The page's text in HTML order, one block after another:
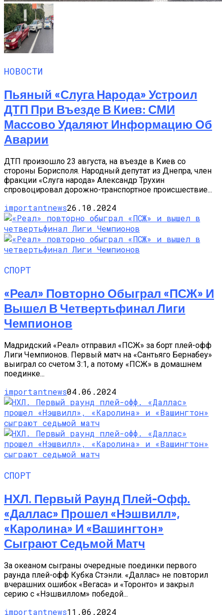
НОВОСТИ
Пьяный «слуга Народа» Устроил
ДТП При Въезде В Киев: СМИ
Массово Удаляют Информацию Об
Аварии
ДТП произошло 23 августа, на въезде в Киев со
стороны Борисполя. Народный депутат из Днепра, член
фракции «Слуга народа» Александр Трухин
спровоцировал дорожно-транспортное происшествие...
importantnews26.10.2024
СПОРТ
«Реал» Повторно Обыграл «ПСЖ» И
Вышел В Четвертьфинал Лиги
Чемпионов
Мадридский «Реал» отправил «ПСЖ» за борт плей-офф
Лиги Чемпионов. Первый матч на «Сантьяго Бернабеу»
выиграл со счетом 3:1, а потому «ПСЖ» в домашнем
поединке...
importantnews04.06.2024
СПОРТ
НХЛ. Первый Раунд Плей-Офф.
«Даллас» Прошел «Нэшвилл»,
«Каролина» И «Вашингтон»
Сыграют Седьмой Матч
За океаном сыграны очередные поединки первого
раунда плей-офф Кубка Стэнли. «Даллас» не повторил
вчерашних ошибок «Вегаса» и «Торонто» и закрыл
серию с «Нэшвиллом» победой...
importantnews11.06.2024